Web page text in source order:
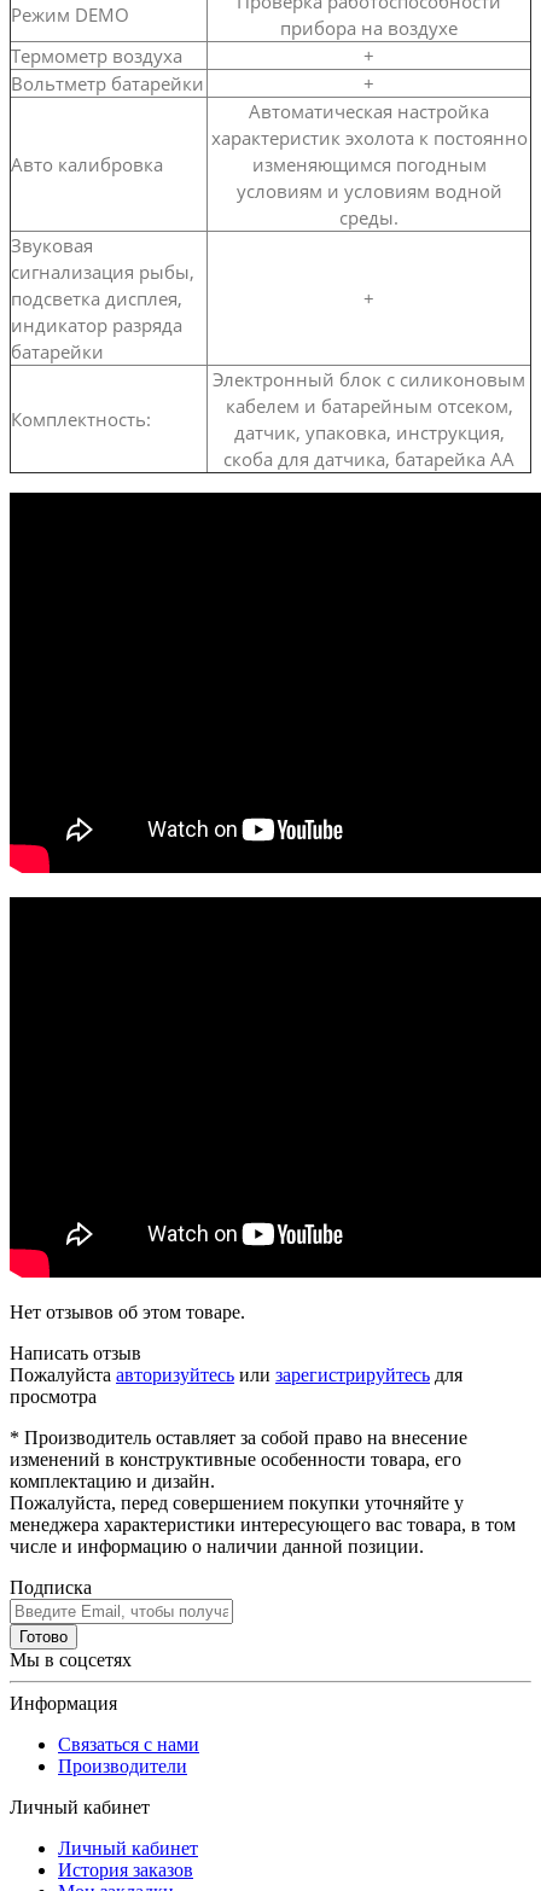
Режим DEMO
прибора на воздухе
Термометр воздуха
+
Вольтметр батарейки
+
Авто калибровка
Автоматическая настройка
характеристик эхолота к постоянно
изменяющимся погодным
условиям и условиям водной
среды.
Звуковая
сигнализация рыбы,
подсветка дисплея,
индикатор разряда
батарейки
+
Комплектность:
Электронный блок с силиконовым
кабелем и батарейным отсеком,
датчик, упаковка, инструкция,
скоба для датчика, батарейка АА
Нет отзывов об этом товаре.
Написать отзыв
Пожалуйста авторизуйтесь или зарегистрируйтесь для
просмотра
* Производитель оставляет за собой право на внесение
изменений в конструктивные особенности товара, его
комплектацию и дизайн.
Пожалуйста, перед совершением покупки уточняйте у
менеджера характеристики интересующего вас товара, в том
числе и информацию о наличии данной позиции.
Подписка
Готово
Мы в соцсетях
Информация
Связаться с нами
Производители
Личный кабинет
Личный кабинет
История заказов